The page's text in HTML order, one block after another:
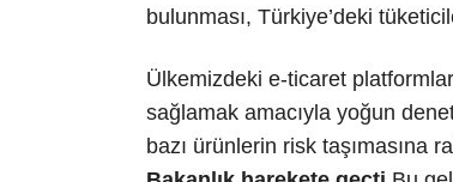
bulunması, Türkiye’deki
Ülkemizdeki e-ticaret
sağlamak amacıyla yoğun
bazı ürünlerin risk taşımasına